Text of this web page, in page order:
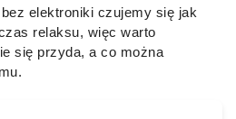
elektroniki czujemy się jak
relaksu, więc warto
się przyda, a co można